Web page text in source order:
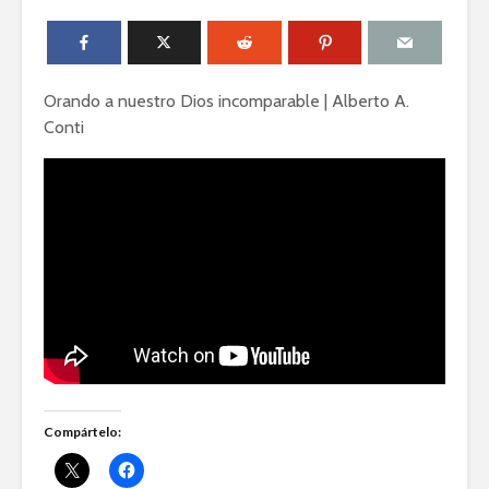
Orando a nuestro Dios incomparable | Alberto A.
Conti
Compártelo: